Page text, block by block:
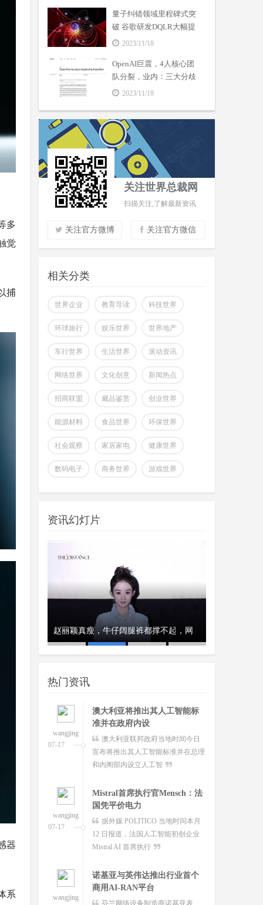
多
觉
捕
器
系
量子纠错领域里程碑式突
破 谷歌研发DQLR大幅提
高量子计算机可靠性
2023/11/18
OpenAI巨震，4人核心团
队分裂，业内：三大分歧
成焦点
2023/11/18
关注世界总裁网
扫描关注,了解最新资讯
关注官方微博 关注官方微信
掌握市场风云动态
改变你所看到的世界
相关分类
世界企业 教育导读 科技世界
环球旅行 娱乐世界 世界地产
车行世界 生活世界 滚动资讯
网络世界 文化创意 新闻热点
招商联盟 藏品鉴赏 创业世界
能源材料 食品世界 环保世界
社会观察 家居家电 健康世界
数码电子 商务世界 游戏世界
资讯幻灯片
赵丽颖真瘦，牛仔阔腿裤都撑不起，网
热门资讯
全球首个可变形个人机器人，
上纬新材今日官宣，全球首个可
登场。据介绍，上纬新
这个月会有多款国产重量级大模
型发布，除了DeepSeek V4正式版之
外，最受关注的当属月
澳大利亚将推出其人工智能标
准并在政府内设
澳大利亚联邦政府当地时间今日
07-17
wangjing
Mistral首席执行官Mensch：法
国凭平价电力
据外媒 POLITICO 当地时间本月
12 日报道，法国人工智能初创企业
Mistral AI 首席执行
07-17
wangjing
诺基亚与英伟达推出行业首个
商用AI-RAN平台
芬兰网络设备制造商诺基亚表
示，公司已与英伟达共同开发出全球
首个商用人工智能驱动的
wangjing
谷歌Google Vids新增数字分身
功能：你也可
7 月 17 日消息，当地时间 16 日，